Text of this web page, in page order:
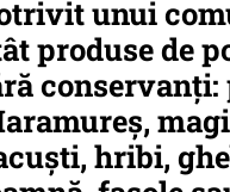
unui
produse de
hribi,